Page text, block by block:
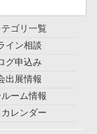
ゴリ一覧
イン相談
グ申込み
出展情報
ーム情報
レンダー